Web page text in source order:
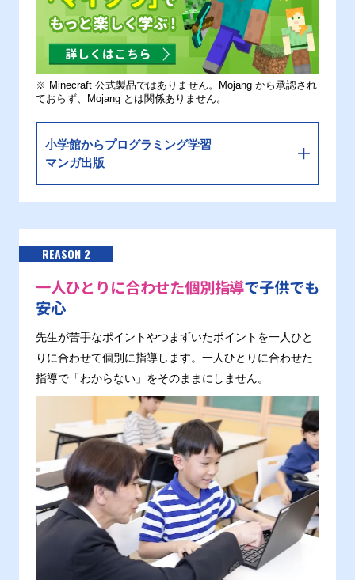
※ Minecraft 公式製品ではありません。Mojang から承認され
ておらず、Mojang とは関係ありません。
小学館からプログラミング学習
マンガ出版
REASON 2
一人ひとりに合わせた個別指導で子供でも
安心
先生が苦手なポイントやつまずいたポイントを一人ひと
りに合わせて個別に指導します。一人ひとりに合わせた
指導で「わからない」をそのままにしません。